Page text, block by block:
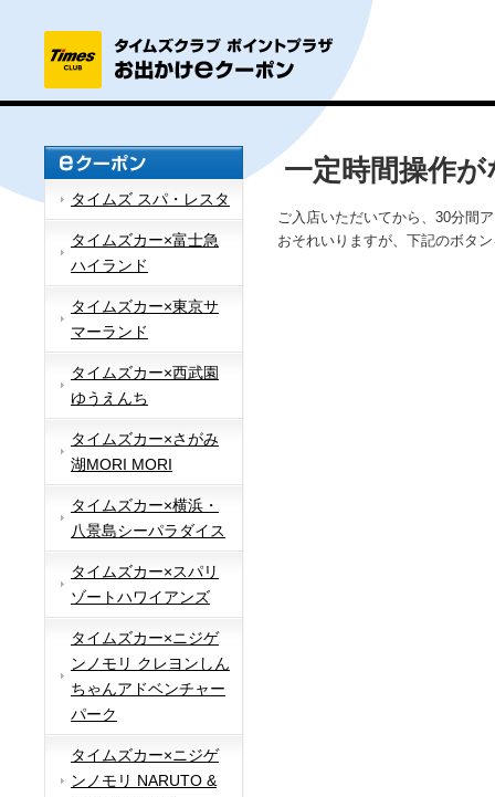
タイムズ スパ・レスタ
タイムズカー×富士急
ハイランド
タイムズカー×東京サ
マーランド
タイムズカー×西武園
ゆうえんち
タイムズカー×さがみ
湖MORI MORI
タイムズカー×横浜・
八景島シーパラダイス
タイムズカー×スパリ
ゾートハワイアンズ
タイムズカー×ニジゲ
ンノモリ クレヨンしん
ちゃんアドベンチャー
パーク
タイムズカー×ニジゲ
ンノモリ NARUTO &
一定時間操作
ご入店いただいてから、30分間
おそれいりますが、下記のボタ